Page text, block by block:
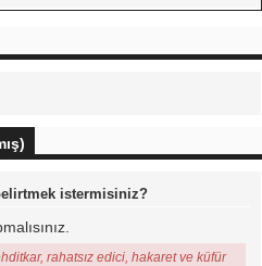
istermisiniz?
rahatsız edici, hakaret ve küfür